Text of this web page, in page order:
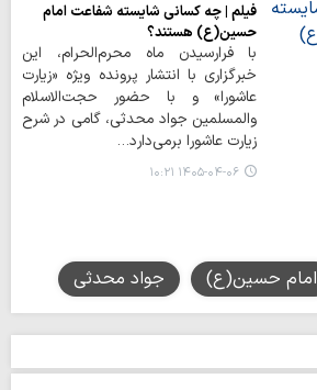
فیلم | چه کسانی شایسته شفاعت امام
حسین(ع) هستند؟
با فرارسیدن ماه محرم‌الحرام، این
خبرگزاری با انتشار پرونده ویژه «زیارت
عاشورا» و با حضور حجت‌الاسلام
والمسلمین جواد محدثی، گامی در شرح
زیارت عاشورا برمی‌دارد…
۱۴۰۵-۰۴-۰۶ ۱۰:۲۱
امام حسین(ع) جواد محدثی